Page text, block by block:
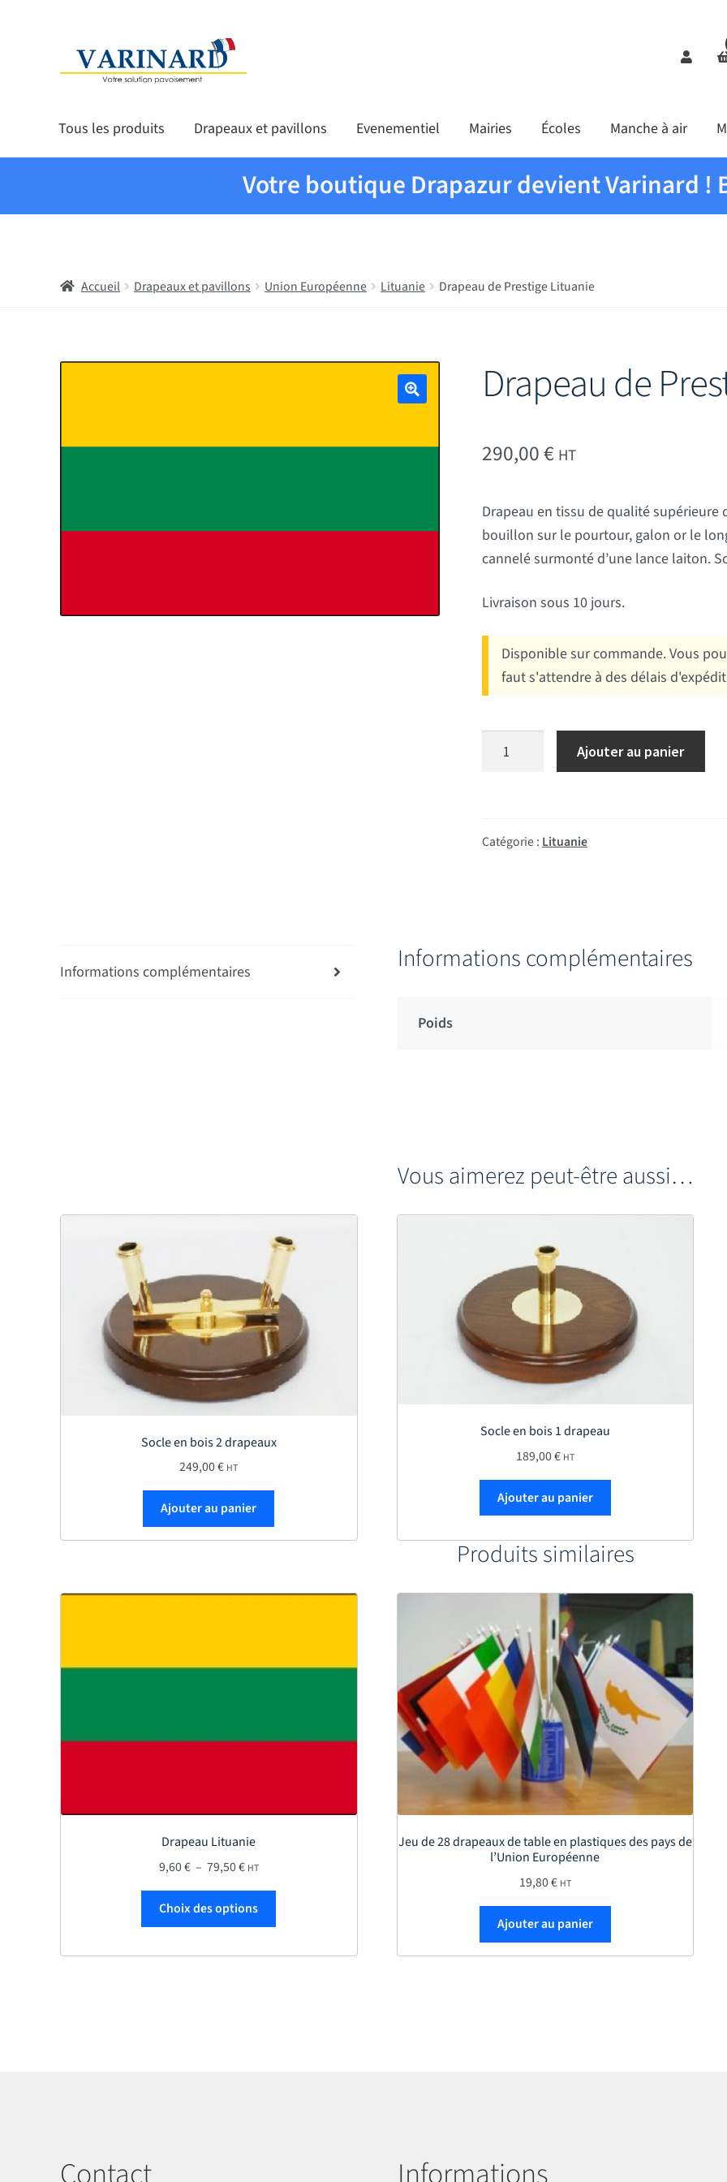
Aller à la navigation
Aller au contenu
Tous les produits Drapeaux et pavillons Evenementiel Mairies Écoles Manche à air
Votre boutique Drapazur devient Varinard !
Accueil Drapeaux et pavillons Union Européenne Lituanie Drapeau de Prestige Lituanie
Drapeau de
290,00€ HT
Drapeau en tissu de qualité supérieure
bouillon sur le pourtour, galon or le
cannelé surmonté d’une lance laiton.
Livraison sous 10 jours.
Disponible sur commande. Vous
faut s'attendre à des délais
quantité de Drapeau de Prestige Lituanie
Ajouter au panier
Catégorie : Lituanie
Informations complémentaires Informations complémentaires
Poids
Vous aimerez peut-être aussi…
Socle en bois 2 drapeaux
249,00€ HT
Ajouter au panier
Socle en bois 1 drapeau
189,00€ HT
Ajouter au panier
Produits similaires
Drapeau Lituanie
9,60€ – 79,50€Plage de prix : 9,60 € à 79,50 €
HT
Choix des options
Jeu de 28 drapeaux de table en plastiques des pays de
l’Union Européenne
19,80€ HT
Ajouter au panier